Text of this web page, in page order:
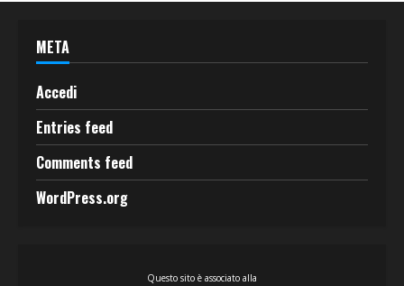
META
Accedi
Entries feed
Comments feed
WordPress.org
Questo sito è associato alla